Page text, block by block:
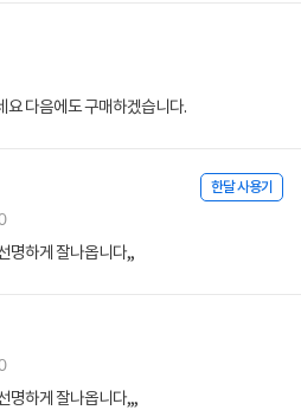
요 다음에도 구매하겠습니다.
한달 사용기
명하게 잘나옵니다,,
명하게 잘나옵니다,,,